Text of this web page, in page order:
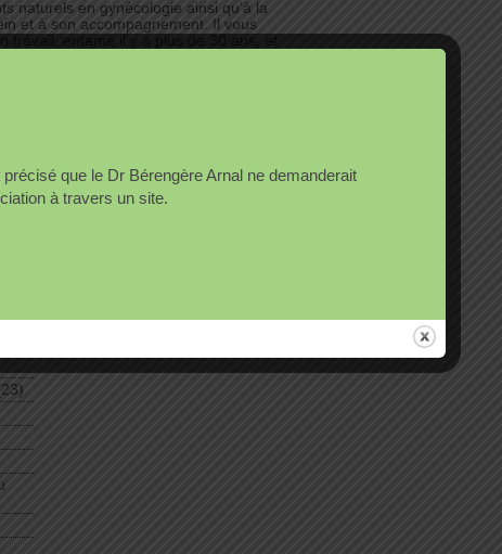
naturels en gynécologie ainsi qu’à la
et à son accompagnement. Il vous
Un grand homme …
que le Dr Bérengère Arnal ne demanderait
à travers un site.